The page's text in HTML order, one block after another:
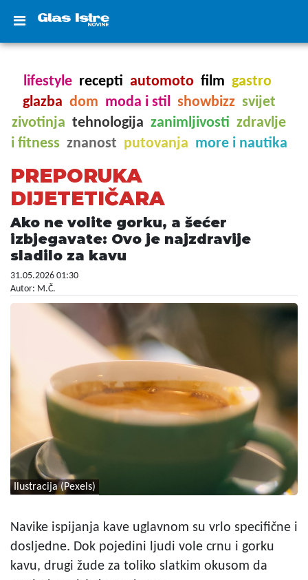
lifestyle recepti automoto film gastro
glazba dom moda i stil showbizz svijet
zivotinja tehnologija zanimljivosti zdravlje
i fitness znanost putovanja more i nautika
PREPORUKA
DIJETETIČARA
Ako ne volite gorku, a šećer
izbjegavate: Ovo je najzdravije
sladilo za kavu
31.05.2026 01:30
Autor: M.Č.
Ilustracija (Pexels)
Navike ispijanja kave uglavnom su vrlo specifične i
dosljedne. Dok pojedini ljudi vole crnu i gorku
kavu, drugi žude za toliko slatkim okusom da